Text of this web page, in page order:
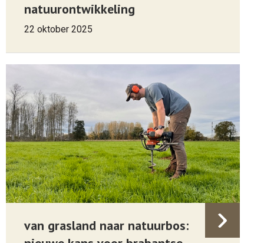
natuurontwikkeling
22 oktober 2025
van grasland naar natuurbos: